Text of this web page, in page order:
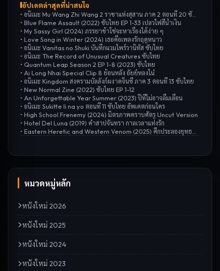
อัปเดตล่าสุดที่น่าสนใจ
• อนิเมะ Mu Wang Zhi Wang 2 ราชาแห่งสุสาน ภาค 2 ตอนที่ 20 ซับไทย
• Blue Flame Assault (2022) ซับไทย EP 1-33 เปลวไฟสีน้ำเงิน
• My Sassy Girl (2024) ภรรยาข้าใช่จะหาเรื่องได้ง่าย ๆ
• Love Song in Winter (2024) เธอคือเพลงรักฤดูหนาว
• อนิเมะ Vanitas no Shuki บันทึกแวมไพร์วานิทัส ซับไทย
• อนิเมะ The Record of Unusual Creatures ซับไทย
• Quantum Leap Season 2 EP 1-8 (2023) ซับไทย
• Ai Long Nhai Special Clip 8 ย้อนหลัง อัยย์หลงไน๋
• อนิเมะ Kingdom สงครามบัลลังก์ผงาดจิ๋นซี ภาค 3 ตอนที่ 13 ซับไทย
• New Normal Zine (2022) ซับไทย EP 1-12
• An Unforgettable Year Summer (2023) ปีที่ไม่อาจลืมเลือน
• อนิเมะ Sukitte Ii na yo ตอนที่ 11 ซับไทย อัพเดตก่อนใคร
• High School Frenemy (2024) มิตรภาพคราบศัตรู Uncut Version
• Hotel Del Luna (2019) คำสาปจันทรา กาลเวลาแห่งรัก
• Eastern Heretic and Western Venom (2025) ศึกประลองยุทธบนเขาฮว่าซาน มารบูรพาและพิษประจิม
หมวดหมู่หลัก
หนังใหม่ 2026
หนังใหม่ 2025
หนังใหม่ 2024
หนังใหม่ 2023